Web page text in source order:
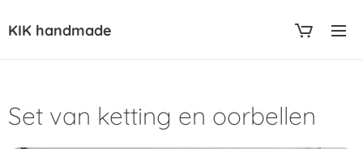
KIK handmade
Set van ketting en oorbellen